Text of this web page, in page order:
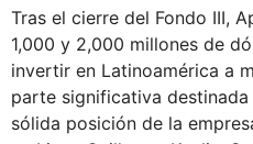
Tras el cierre del Fondo III,
1,000 y 2,000 millones de
invertir en Latinoamérica a
parte significativa destinada
sólida posición de la